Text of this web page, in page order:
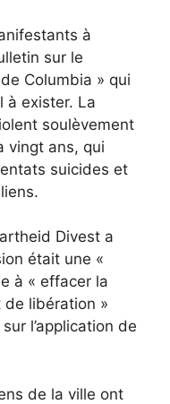
à
sur le
Columbia » qui
à exister. La
soulèvement
vingt ans, qui
suicides et
Divest a
était une «
à « effacer la
de libération »
l’application de
de la ville ont